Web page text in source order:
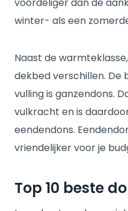
winter- als een
Naast de
dekbed verschillen. De
vulling is ganzendons.
vulkracht en is
eendendons.
vriendelijker voor je
Top 10 beste